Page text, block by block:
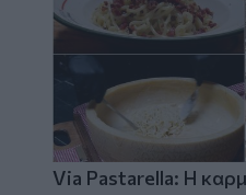
Via Pastarella: Η